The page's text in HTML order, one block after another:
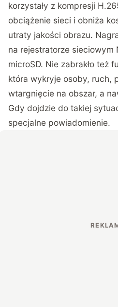
korzystały z kompresji
obciążenie sieci i obniża
utraty jakości obrazu.
na rejestratorze sieciowym
microSD. Nie zabrakło też
która wykryje osoby, ruch,
wtargnięcie na obszar, a
Gdy dojdzie do takiej
specjalne powiadomienie.